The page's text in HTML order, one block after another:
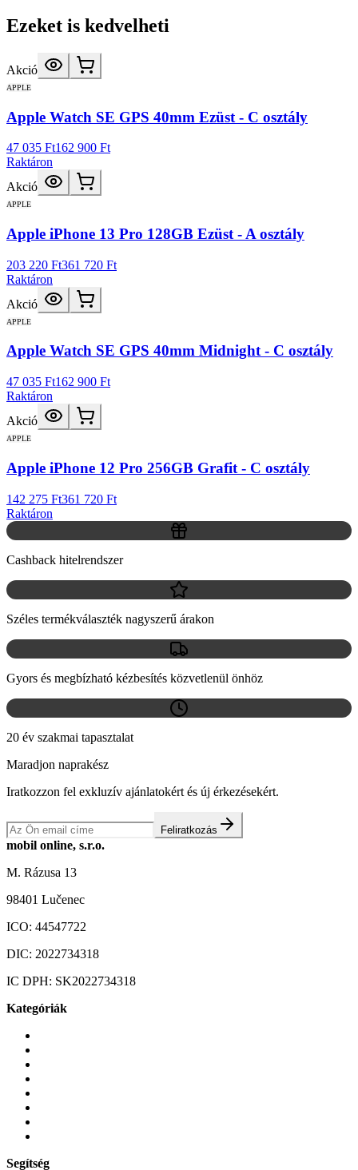
Ezeket is kedvelheti
Akció
APPLE
Apple Watch SE GPS 40mm Ezüst - C osztály
47 035 Ft162 900 Ft
Raktáron
Akció
APPLE
Apple iPhone 13 Pro 128GB Ezüst - A osztály
203 220 Ft361 720 Ft
Raktáron
Akció
APPLE
Apple Watch SE GPS 40mm Midnight - C osztály
47 035 Ft162 900 Ft
Raktáron
Akció
APPLE
Apple iPhone 12 Pro 256GB Grafit - C osztály
142 275 Ft361 720 Ft
Raktáron
Cashback hitelrendszer
Széles termékválaszték nagyszerű árakon
Gyors és megbízható kézbesítés közvetlenül önhöz
20 év szakmai tapasztalat
Maradjon naprakész
Iratkozzon fel exkluzív ajánlatokért és új érkezésekért.
Feliratkozás
mobil online, s.r.o.
M. Rázusa 13
98401 Lučenec
ICO: 44547722
DIC: 2022734318
IC DPH: SK2022734318
Kategóriák
Segítség